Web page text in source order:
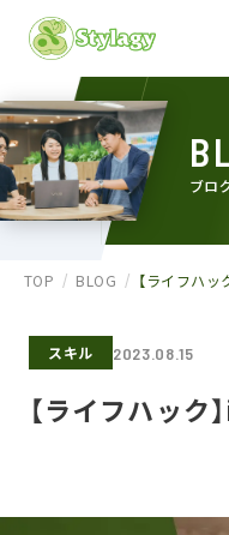
ブロ
TOP BLOG 【ライフハッ
スキル 2023.08.15
【ライフハック